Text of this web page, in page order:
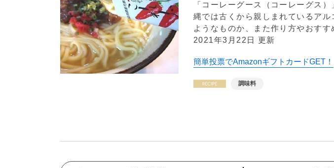
「コーレーグース（コーレーグス
縄では古くから親しまれているア
ようなものか、また作り方やおす
2021年3月22日 更新
簡単投票でAmazonギフトカードGET！
調味料